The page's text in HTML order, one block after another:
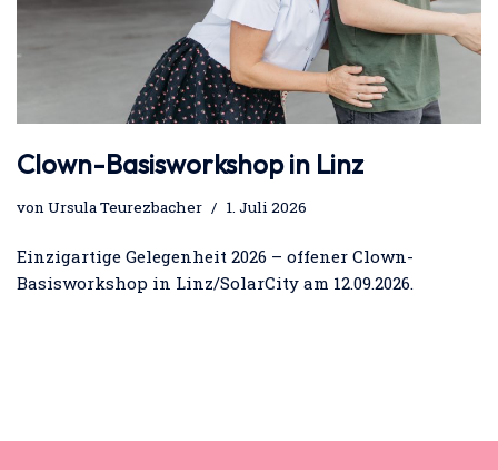
Clown-Basisworkshop in Linz
vonUrsula Teurezbacher 1. Juli 2026
Einzigartige Gelegenheit 2026 – offener Clown-
Basisworkshop in Linz/SolarCity am 12.09.2026.